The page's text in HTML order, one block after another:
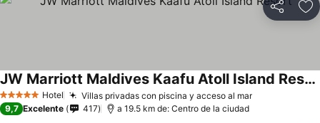
Compartir
5 Estrellas Hotel Villas privadas con piscina y acceso al mar
JW Marriott Maldives Kaafu Atoll Island Resort
9,7 Excelente 417 a 19.5 km de: Centro de la ciudad